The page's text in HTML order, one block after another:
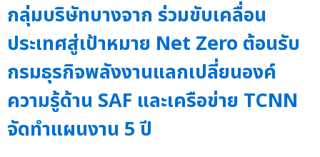
กลุ่มบริษัทบางจาก ร่วมขับเคลื่อน
ประเทศสู่เป้าหมาย Net Zero ต้อนรับ
กรมธุรกิจพลังงานแลกเปลี่ยนองค์
ความรู้ด้าน SAF และเครือข่าย TCNN
จัดทำแผนงาน 5 ปี